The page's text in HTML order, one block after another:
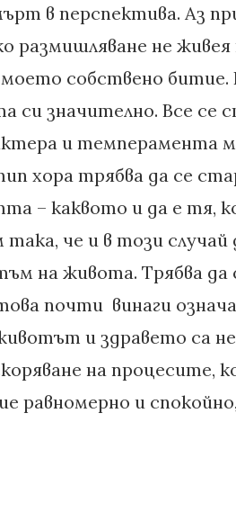
в перспектива. Аз
размишляване не живея
собствено битие.
си значително. Все се
и темперамента
хора трябва да се
– каквото и да е тя,
така, че и в този
на живота. Трябва да
почти винаги
и здравето са
на процесите,
равномерно и